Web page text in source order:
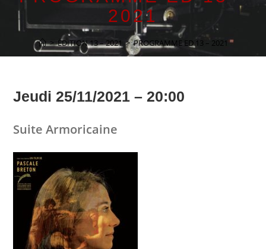
2021
> ÉDITION 13 – 2021 > PROGRAMME ED 13 – 2021
Jeudi 25/11/2021 – 20:00
Suite Armoricaine